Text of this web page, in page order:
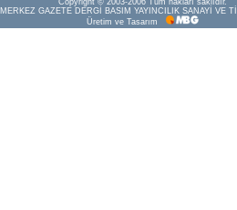
Copyright © 2003-2006 Tüm hakları saklıdır.
MERKEZ GAZETE DERGİ BASIM YAYINCILIK SANAYİ VE
Üretim ve Tasarım